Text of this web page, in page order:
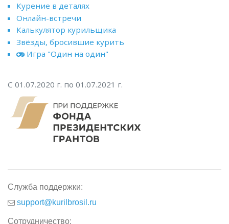
Курение в деталях
Онлайн-встречи
Калькулятор курильщика
Звёзды, бросившие курить
Игра "Один на один"
С 01.07.2020 г. по 01.07.2021 г.
Служба поддержки:
support@kurilbrosil.ru
Сотрудничество: